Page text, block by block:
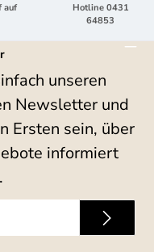
auf
Hotline 0431
64853
unseren
Newsletter und
Ersten sein, über
informiert